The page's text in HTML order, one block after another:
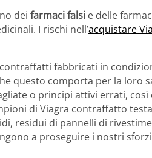
dei farmaci falsi e delle
I rischi nell’acquistare
fabbricati in
questo comporta per la loro
o principi attivi errati,
di Viagra contraffatto
residui di pannelli di
a proseguire i nostri